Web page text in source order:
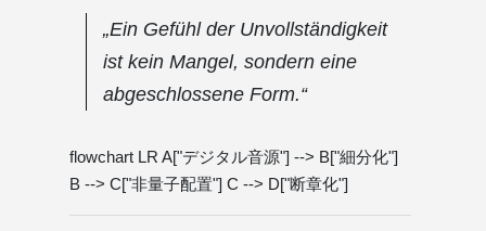
„Ein Gefühl der Unvollständigkeit
ist kein Mangel, sondern eine
abgeschlossene Form.“
flowchart LR A["デジタル音源"] --> B["細分化"]
B --> C["非量子配置"] C --> D["断章化"]